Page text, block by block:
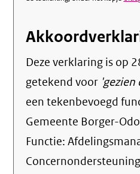
Deze verklaring is op
getekend voor
een tekenbevoegd
Gemeente Borger-
Functie:
Concernondersteuning